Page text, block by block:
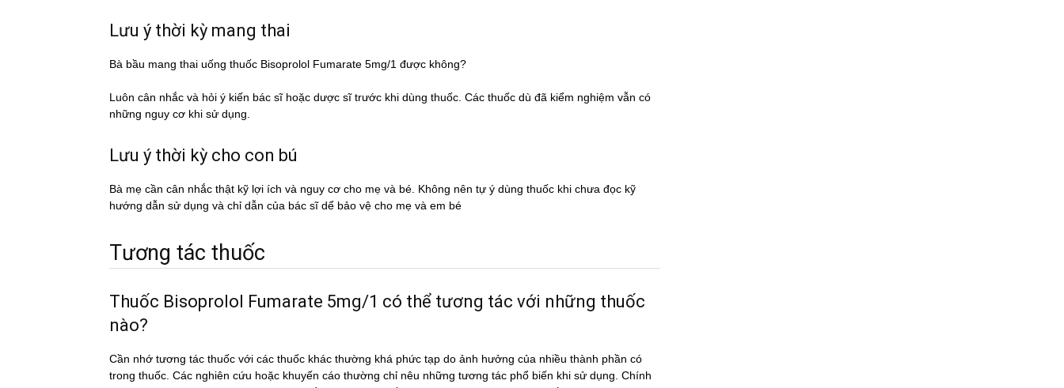
Lưu ý thời kỳ mang thai
Bà bầu mang thai uống thuốc Bisoprolol Fumarate 5mg/1 được không?
Luôn cân nhắc và hỏi ý kiến bác sĩ hoặc dược sĩ trước khi dùng thuốc. Các thuốc dù đã kiểm nghiệm vẫn có
những nguy cơ khi sử dụng.
Lưu ý thời kỳ cho con bú
Bà mẹ cần cân nhắc thật kỹ lợi ích và nguy cơ cho mẹ và bé. Không nên tự ý dùng thuốc khi chưa đọc kỹ
hướng dẫn sử dụng và chỉ dẫn của bác sĩ dể bảo vệ cho mẹ và em bé
Tương tác thuốc
Thuốc Bisoprolol Fumarate 5mg/1 có thể tương tác với những thuốc
nào?
Cần nhớ tương tác thuốc với các thuốc khác thường khá phức tạp do ảnh hưởng của nhiều thành phần có
trong thuốc. Các nghiên cứu hoặc khuyến cáo thường chỉ nêu những tương tác phổ biến khi sử dụng. Chính